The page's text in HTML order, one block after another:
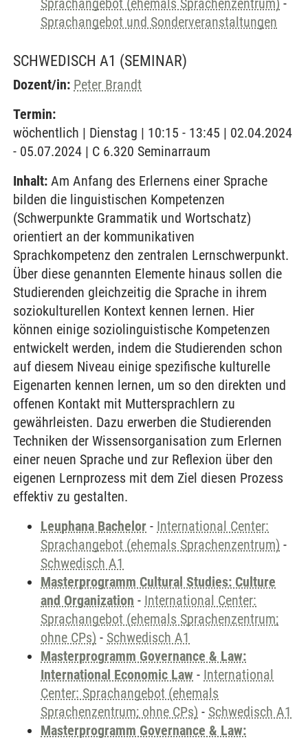
Sprachangebot (ehemals Sprachenzentrum) -
Sprachangebot und Sonderveranstaltungen
SCHWEDISCH A1 (SEMINAR)
Dozent/in: Peter Brandt
Termin:
wöchentlich | Dienstag | 10:15 - 13:45 | 02.04.2024
- 05.07.2024 | C 6.320 Seminarraum
Inhalt: Am Anfang des Erlernens einer Sprache
bilden die linguistischen Kompetenzen
(Schwerpunkte Grammatik und Wortschatz)
orientiert an der kommunikativen
Sprachkompetenz den zentralen Lernschwerpunkt.
Über diese genannten Elemente hinaus sollen die
Studierenden gleichzeitig die Sprache in ihrem
soziokulturellen Kontext kennen lernen. Hier
können einige soziolinguistische Kompetenzen
entwickelt werden, indem die Studierenden schon
auf diesem Niveau einige spezifische kulturelle
Eigenarten kennen lernen, um so den direkten und
offenen Kontakt mit Muttersprachlern zu
gewährleisten. Dazu erwerben die Studierenden
Techniken der Wissensorganisation zum Erlernen
einer neuen Sprache und zur Reflexion über den
eigenen Lernprozess mit dem Ziel diesen Prozess
effektiv zu gestalten.
Leuphana Bachelor - International Center:
Sprachangebot (ehemals Sprachenzentrum) -
Schwedisch A1
Masterprogramm Cultural Studies: Culture
and Organization - International Center:
Sprachangebot (ehemals Sprachenzentrum;
ohne CPs) - Schwedisch A1
Masterprogramm Governance & Law:
International Economic Law - International
Center: Sprachangebot (ehemals
Sprachenzentrum; ohne CPs) - Schwedisch A1
Masterprogramm Governance & Law: